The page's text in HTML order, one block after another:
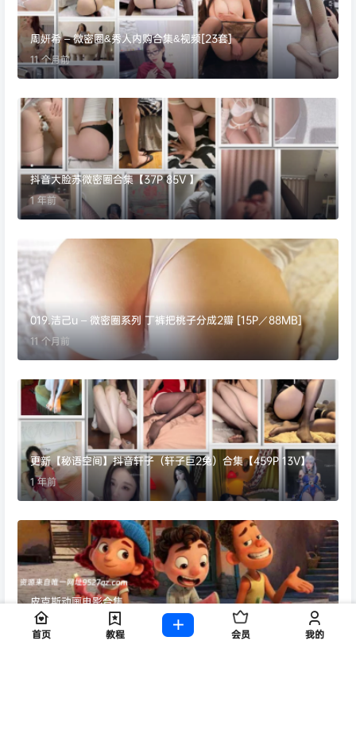
周妍希 – 微密圈&秀人内购合集&视频[23套]
11 个月前
抖音大脸苏微密圈合集【37P 85V 】
1 年前
019.洁己u – 微密圈系列 丁裤把桃子分成2瓣 [15P／88MB]
11 个月前
更新【秘语空间】抖音轩子（轩子巨2兔）合集【459P 13V】
1 年前
皮克斯动画电影合集
8 个月前
首页
教程 会员 我的